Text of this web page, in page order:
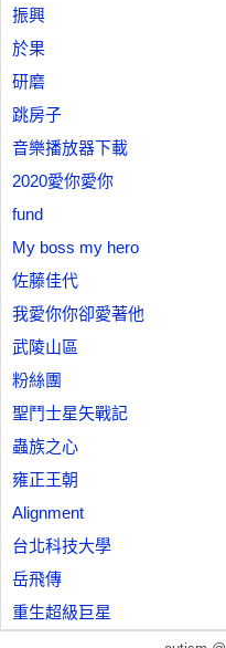
振興
於果
研磨
跳房子
音樂播放器下載
2020愛你愛你
fund
My boss my hero
佐藤佳代
我愛你你卻愛著他
武陵山區
粉絲團
聖鬥士星矢戰記
蟲族之心
雍正王朝
Alignment
台北科技大學
岳飛傳
重生超級巨星